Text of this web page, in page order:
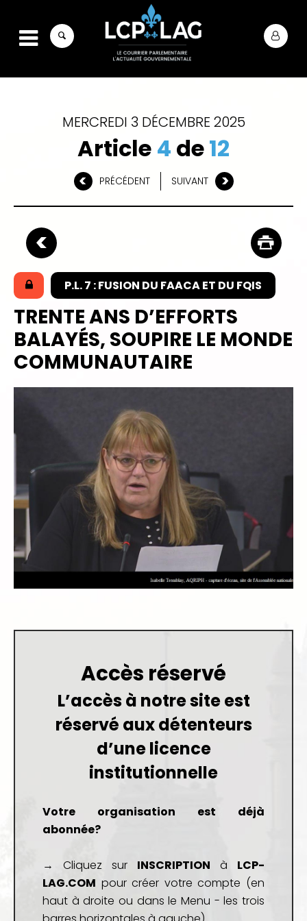
MERCREDI 3 DÉCEMBRE 2025
Article 4 de12
PRÉCÉDENT SUIVANT
P.L. 7 : FUSION DU FAACA ET DU FQIS
TRENTE ANS D’EFFORTS
BALAYÉS, SOUPIRE LE MONDE
COMMUNAUTAIRE
Accès réservé
L’accès à notre site est
réservé aux détenteurs
d’unelicence
institutionnelle
Votre organisation est déjà
abonnée?
→ Cliquez sur INSCRIPTION à LCP-
LAG.COM pour créer votre compte (en
haut à droite ou dans le Menu - les trois